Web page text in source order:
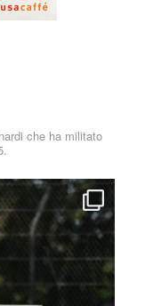
che ha militato